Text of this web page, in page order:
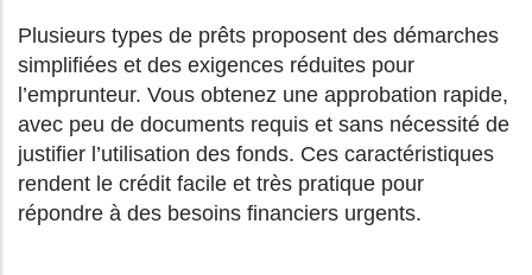
Plusieurs types de prêts proposent des démarches
simplifiées et des exigences réduites pour
l’emprunteur. Vous obtenez une approbation rapide,
avec peu de documents requis et sans nécessité de
justifier l’utilisation des fonds. Ces caractéristiques
rendent le crédit facile et très pratique pour
répondre à des besoins financiers urgents.